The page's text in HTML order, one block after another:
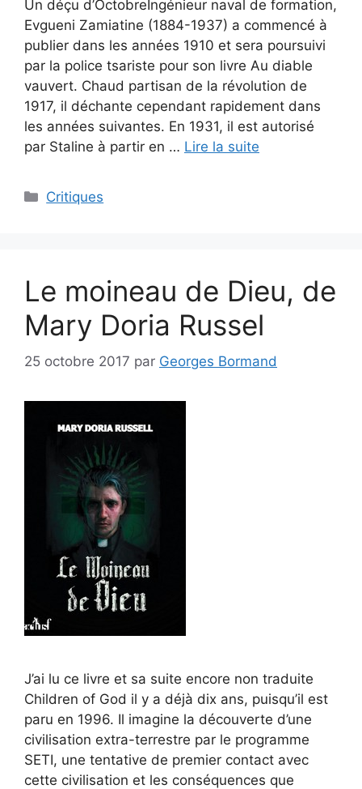
Un déçu d’OctobreIngénieur naval de formation,
Evgueni Zamiatine (1884-1937) a commencé à
publier dans les années 1910 et sera poursuivi
par la police tsariste pour son livre Au diable
vauvert. Chaud partisan de la révolution de
1917, il déchante cependant rapidement dans
les années suivantes. En 1931, il est autorisé
par Staline à partir en … Lire la suite
Critiques
Le moineau de Dieu, de
Mary Doria Russel
25 octobre 2017 par Georges Bormand
J’ai lu ce livre et sa suite encore non traduite
Children of God il y a déjà dix ans, puisqu’il est
paru en 1996. Il imagine la découverte d’une
civilisation extra-terrestre par le programme
SETI, une tentative de premier contact avec
cette civilisation et les conséquences que